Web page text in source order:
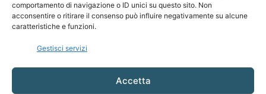
comportamento di navigazione o ID unici su questo sito. Non
acconsentire o ritirare il consenso può influire negativamente su alcune
caratteristiche e funzioni.
Gestisci servizi
Accetta